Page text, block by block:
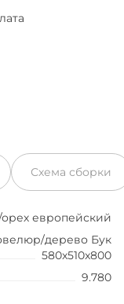
Схема сборки
орех европейский
дерево Бук
580x510x800
9.780